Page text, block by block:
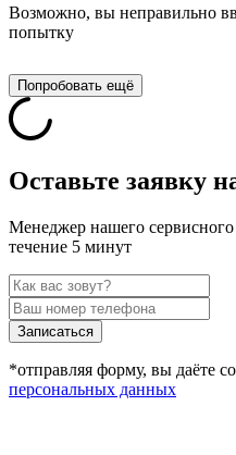
Возможно, вы неправильно
попытку
Попробовать ещё
Оставьте заявку
Менеджер нашего сервисного
течение 5 минут
Записаться
*отправляя форму, вы даёте
персональных данных